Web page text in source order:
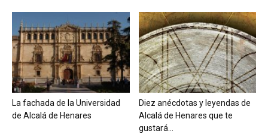
La fachada de la Universidad
de Alcalá de Henares
Diez anécdotas y leyendas de
Alcalá de Henares que te
gustará...